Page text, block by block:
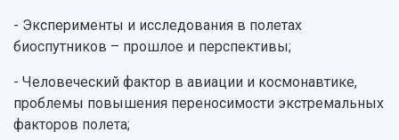
- Эксперименты и исследования в полетах
биоспутников – прошлое и перспективы;
- Человеческий фактор в авиации и космонавтике,
проблемы повышения переносимости экстремальных
факторов полета;